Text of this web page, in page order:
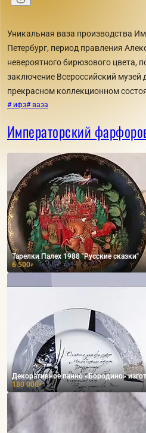
Уникальная ваза производства
Петербург, период правления
невероятного бирюзового цвета,
заключение Всероссийский музей
прекрасном коллекционном
# ифз# ваза
Императорский
Тарелки Палех 1988 "Русские сказки"
6 500₽
Декоративное панно «Бородино»
180 000₽